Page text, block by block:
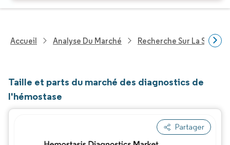
Accueil Analyse Du Marché Recherche Sur La Santé
Taille et parts du marché des diagnostics de
l'hémostase
Partager